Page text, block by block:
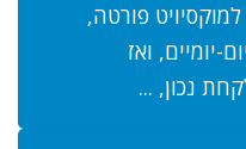
פורטה,
יומיים, ואז
נכון, ...